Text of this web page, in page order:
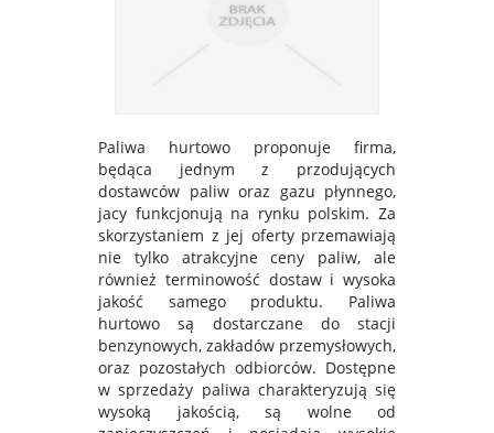
Paliwa hurtowo proponuje firma,
będąca jednym z przodujących
dostawców paliw oraz gazu płynnego,
jacy funkcjonują na rynku polskim. Za
skorzystaniem z jej oferty przemawiają
nie tylko atrakcyjne ceny paliw, ale
również terminowość dostaw i wysoka
jakość samego produktu. Paliwa
hurtowo są dostarczane do stacji
benzynowych, zakładów przemysłowych,
oraz pozostałych odbiorców. Dostępne
w sprzedaży paliwa charakteryzują się
wysoką jakością, są wolne od